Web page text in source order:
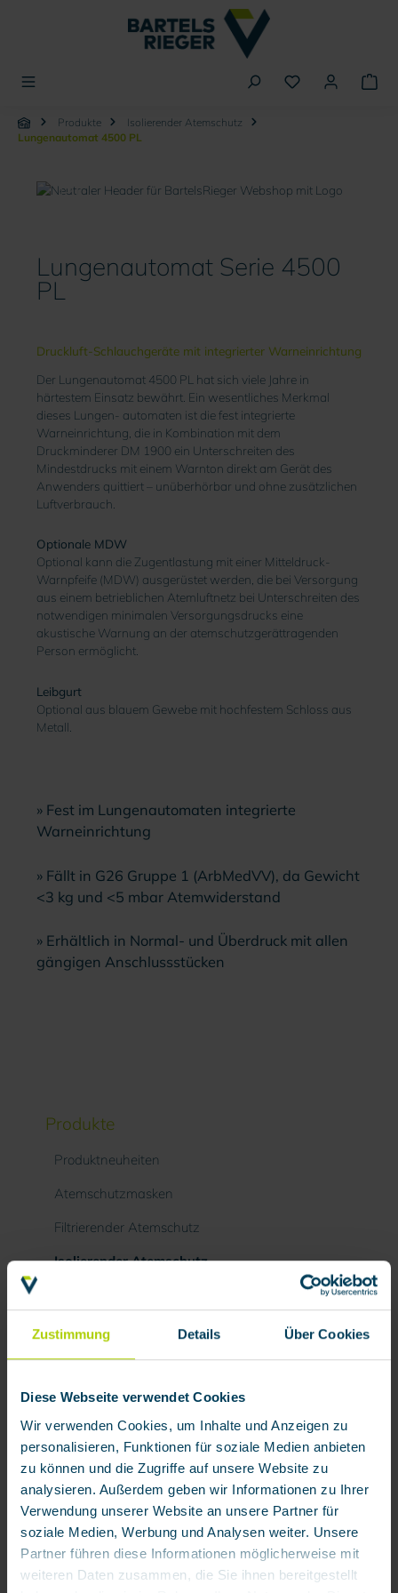
Zustimmung Details Über Cookies
Diese Webseite verwendet Cookies
Wir verwenden Cookies, um Inhalte und Anzeigen zu
personalisieren, Funktionen für soziale Medien anbieten
zu können und die Zugriffe auf unsere Website zu
analysieren. Außerdem geben wir Informationen zu Ihrer
Verwendung unserer Website an unsere Partner für
soziale Medien, Werbung und Analysen weiter. Unsere
Partner führen diese Informationen möglicherweise mit
weiteren Daten zusammen, die Sie ihnen bereitgestellt
Produkte
Isolierender Atemschutz
Lungenautomat 4500 PL
PL
Lungenautomat Serie 4500
PL
Druckluft-Schlauchgeräte mit integrierter Warneinrichtung
Der Lungenautomat 4500 PL hat sich viele Jahre in
härtestem Einsatz bewährt. Ein wesentliches Merkmal
dieses Lungen- automaten ist die fest integrierte
Warneinrichtung, die in Kombination mit dem
Druckminderer DM 1900 ein Unterschreiten des
Mindestdrucks mit einem Warnton direkt am Gerät des
Anwenders quittiert – unüberhörbar und ohne zusätzlichen
Luftverbrauch.
Optionale MDW
Optional kann die Zugentlastung mit einer Mitteldruck-
Warnpfeife (MDW) ausgerüstet werden, die bei Versorgung
aus einem betrieblichen Atemluftnetz bei Unterschreiten des
notwendigen minimalen Versorgungsdrucks eine
akustische Warnung an der atemschutzgerättragenden
Person ermöglicht.
Leibgurt
Optional aus blauem Gewebe mit hochfestem Schloss aus
Metall.
» Fest im Lungenautomaten integrierte
Warneinrichtung
» Fällt in G26 Gruppe 1 (ArbMedVV), da Gewicht
<3 kg und <5 mbar Atemwiderstand
» Erhältlich in Normal- und Überdruck mit allen
gängigen Anschlussstücken
Produkte
Produktneuheiten
Atemschutzmasken
Filtrierender Atemschutz
Isolierender Atemschutz
Lungenautomat 4500 PL
Druckluft-Schlauchgerät BariLine
Druckluft-Zuführungsschlauch DZS 9
Frischluft-Saugschlauchgeräte
Pressluftatmer RN
Atemluftversorgungs-Systeme
Schutzanzüge
BARIKOS Erste Hilfe